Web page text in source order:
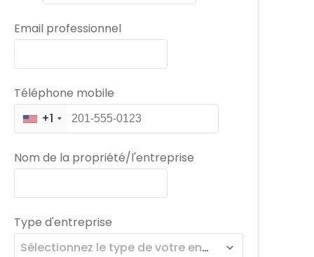
Email professionnel
Téléphone mobile
+1
Nom de la propriété/l'entreprise
Type d'entreprise
Sélectionnez le type de votre entreprise